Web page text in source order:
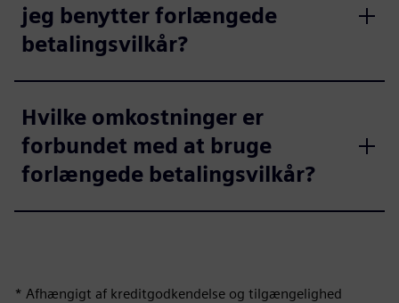
jeg benytter forlængede
betalingsvilkår?
Hvilke omkostninger er
forbundet med at bruge
forlængede betalingsvilkår?
* Afhængigt af kreditgodkendelse og tilgængelighed